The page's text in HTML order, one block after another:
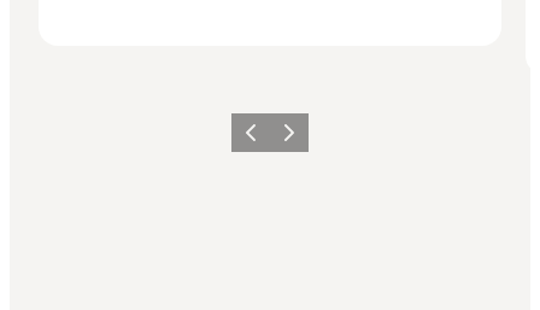
Forrige billede
Næste billede